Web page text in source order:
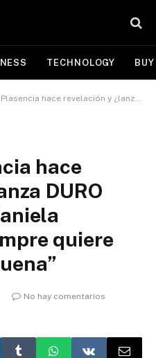
TECHNOLOGY
revelación y ¿lanza DURO dardo contra Daniela Darcourt? “Siempre quiere quedar como buena”
hace
DURO
quiere
No hay comentarios